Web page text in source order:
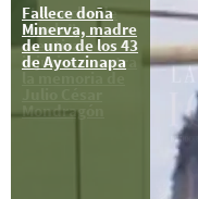
Fallece doña
Minerva, madre
de uno de los 43
de Ayotzinapa
“La noche de
Iguala”,
mentira
injuriosa contra
la memoria de
Mondragón